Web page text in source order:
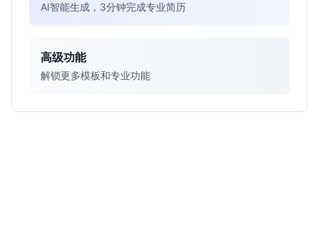
AI智能生成，3分钟完成专业简历
高级功能
解锁更多模板和专业功能